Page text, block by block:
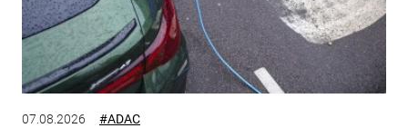
07.08.2026 #ADAC